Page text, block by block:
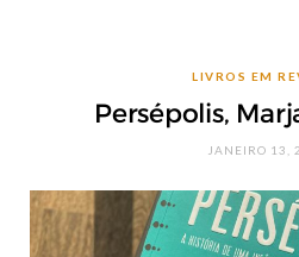
LIVROS EM
Persépolis,
JANEIRO 13,